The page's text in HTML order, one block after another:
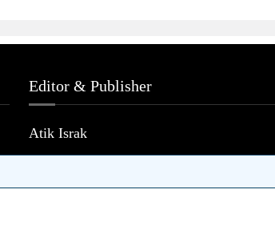
Editor & Publisher
Atik Israk